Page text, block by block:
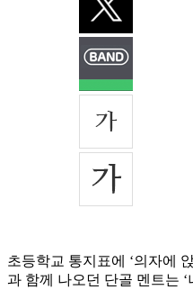
초등학교 통지표에 ‘의자에
과 함께 나오던 단골 멘트는